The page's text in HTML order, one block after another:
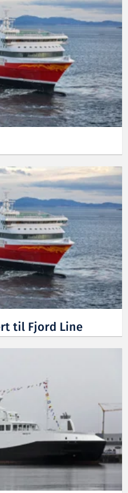
til Fjord Line